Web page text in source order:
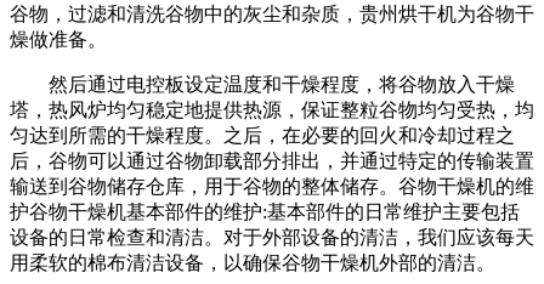
谷物，过滤和清洗谷物中的灰尘和杂质，贵州烘干机为谷物干
燥做准备。
然后通过电控板设定温度和干燥程度，将谷物放入干燥
塔，热风炉均匀稳定地提供热源，保证整粒谷物均匀受热，均
匀达到所需的干燥程度。之后，在必要的回火和冷却过程之
后，谷物可以通过谷物卸载部分排出，并通过特定的传输装置
输送到谷物储存仓库，用于谷物的整体储存。谷物干燥机的维
护谷物干燥机基本部件的维护:基本部件的日常维护主要包括
设备的日常检查和清洁。对于外部设备的清洁，我们应该每天
用柔软的棉布清洁设备，以确保谷物干燥机外部的清洁。